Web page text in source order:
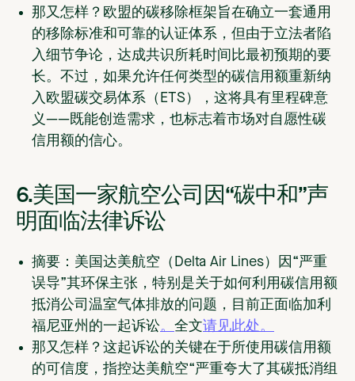
那又怎样？ 欧盟的碳移除框架旨在确立一套通用
的移除标准和可靠的认证体系，但由于立法者陷
入细节争论，达成共识所耗时间比最初预期的要
长。不过，如果允许任何类型的碳信用额重新纳
入欧盟碳交易体系（ETS），这将具有里程碑意
义——既能创造需求，也标志着市场对自愿性碳
信用额的信心。
6.​​美国一家航空公司因“碳中和”声
明面临法律诉讼
摘要： 美国达美航空（Delta Air Lines）因“严重
误导”其环保主张，特别是关于如何利用碳信用额
抵消公司温室气体排放的问题，目前正面临加利
福尼亚州的一起诉讼。 全文请见此处。
那又怎样？ 这起诉讼的关键在于所使用碳信用额
的可信度，指控达美航空“严重夸大了其碳抵消组